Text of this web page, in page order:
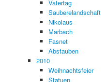
Vatertag
Sauberelandschaft
Nikolaus
Marbach
Fasnet
Abstauben
2010
Weihnachtsfeier
Statuen